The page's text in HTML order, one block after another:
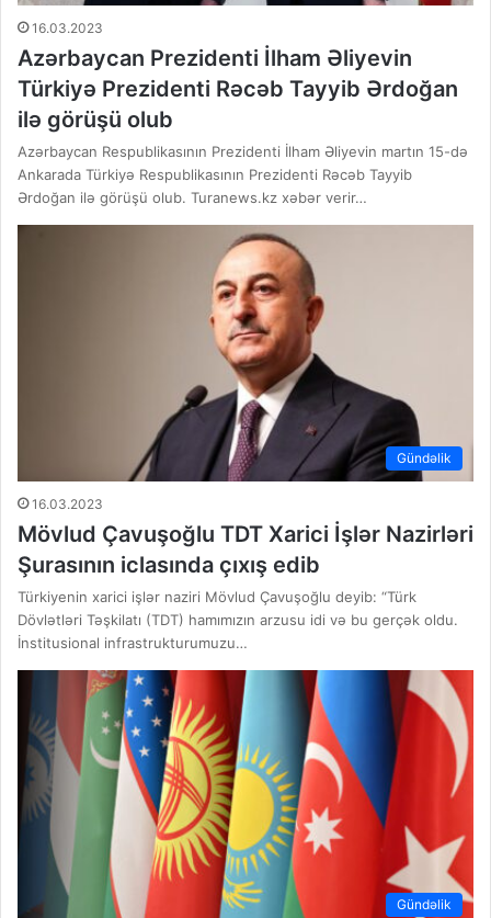
16.03.2023
Azərbaycan Prezidenti İlham Əliyevin
Türkiyə Prezidenti Rəcəb Tayyib Ərdoğan
ilə görüşü olub
Azərbaycan Respublikasının Prezidenti İlham Əliyevin martın 15-də
Ankarada Türkiyə Respublikasının Prezidenti Rəcəb Tayyib
Ərdoğan ilə görüşü olub. Turanews.kz xəbər verir…
Gündəlik
16.03.2023
Mövlud Çavuşoğlu TDT Xarici İşlər Nazirləri
Şurasının iclasında çıxış edib
Türkiyenin xarici işlər naziri Mövlud Çavuşoğlu deyib: “Türk
Dövlətləri Təşkilatı (TDT) hamımızın arzusu idi və bu gerçək oldu.
İnstitusional infrastrukturumuzu…
Gündəlik